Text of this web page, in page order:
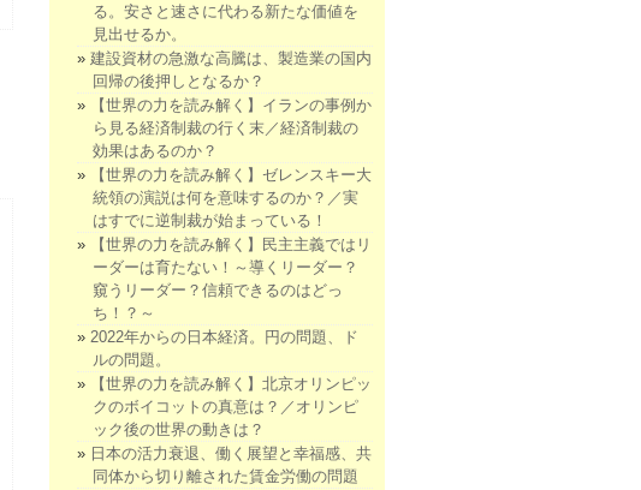
る。安さと速さに代わる新たな価値を
見出せるか。
建設資材の急激な高騰は、製造業の国内
回帰の後押しとなるか？
【世界の力を読み解く】イランの事例か
ら見る経済制裁の行く末／経済制裁の
効果はあるのか？
【世界の力を読み解く】ゼレンスキー大
統領の演説は何を意味するのか？／実
はすでに逆制裁が始まっている！
【世界の力を読み解く】民主主義ではリ
ーダーは育たない！～導くリーダー？
窺うリーダー？信頼できるのはどっ
ち！？～
2022年からの日本経済。円の問題、ド
ルの問題。
【世界の力を読み解く】北京オリンピッ
クのボイコットの真意は？／オリンピ
ック後の世界の動きは？
日本の活力衰退、働く展望と幸福感、共
同体から切り離された賃金労働の問題